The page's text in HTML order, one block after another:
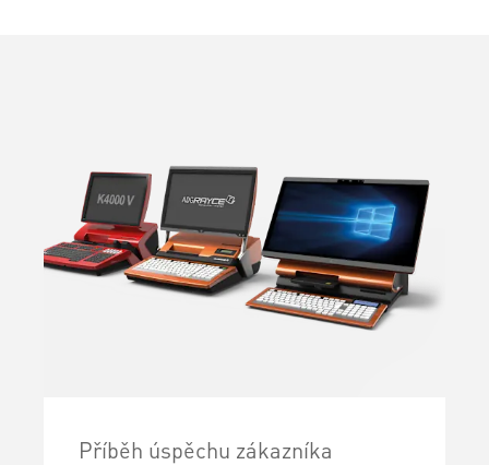
Příběh úspěchu zákazníka